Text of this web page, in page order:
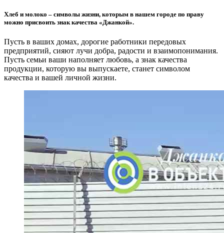
Хлеб и молоко – символы жизни, которым в нашем городе по праву
можно присвоить знак качества «Джанкой».
Пусть в ваших домах, дорогие работники передовых
предприятий, сияют лучи добра, радости и взаимопонимания.
Пусть семьи ваши наполняет любовь, а знак качества
продукции, которую вы выпускаете, станет символом
качества и вашей личной жизни.